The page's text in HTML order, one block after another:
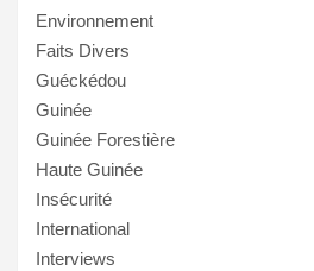
Environnement
Faits Divers
Guéckédou
Guinée
Guinée Forestière
Haute Guinée
Insécurité
International
Interviews